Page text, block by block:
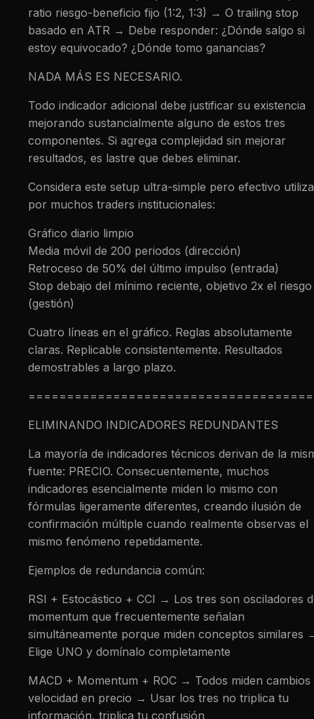
ratio riesgo-beneficio fijo (1:2, 1:3) → O trailing stop
basado en ATR → Debe responder: ¿Dónde salgo si
estoy equivocado? ¿Dónde tomo ganancias?
NADA MÁS ES NECESARIO.
Todo indicador adicional debe justificar su existencia
mejorando sustancialmente alguno de estos tres
componentes. Si agrega complejidad sin mejorar
resultados, es lastre que debes eliminar.
Considera este setup ultra-simple pero efectivo
por muchos traders institucionales:
Gráfico diario limpio
Media móvil de 200 periodos (dirección)
Retroceso de 50% del último impulso (entrada)
Stop debajo del mínimo reciente, objetivo 2x el riesgo
(gestión)
Cuatro líneas en el gráfico. Reglas absolutamente
claras. Replicable consistentemente. Resultados
demostrables a largo plazo.
ELIMINANDO INDICADORES REDUNDANTES
La mayoría de indicadores técnicos derivan de la
fuente: PRECIO. Consecuentemente, muchos
indicadores esencialmente miden lo mismo con
fórmulas ligeramente diferentes, creando ilusión de
confirmación múltiple cuando realmente observas el
mismo fenómeno repetidamente.
Ejemplos de redundancia común:
RSI + Estocástico + CCI → Los tres son osciladores
momentum que frecuentemente señalan
simultáneamente porque miden conceptos similares
Elige UNO y domínalo completamente
MACD + Momentum + ROC → Todos miden cambios
velocidad en precio → Usar los tres no triplica tu
información, triplica tu confusión